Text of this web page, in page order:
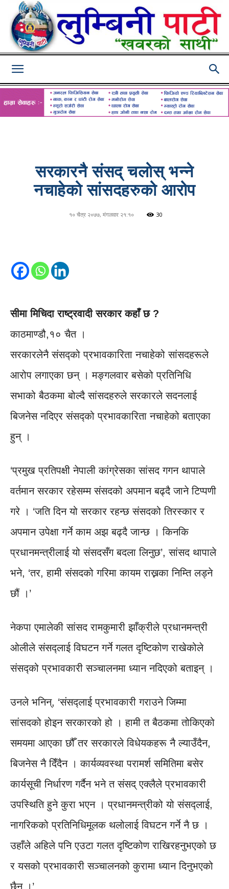
सरकारनै संसद् चलोस् भन्ने
नचाहेको सांसदहरुको आरोप
१० चैत्र २०७७, मंगलवार २१:१० 30
सीमा मिचिदा राष्ट्रवादी सरकार कहाँ छ ?
काठमाण्डौ,१० चैत ।
सरकारलेनै संसद्को प्रभावकारिता नचाहेको सांसदहरूले
आरोप लगाएका छन् । मङ्गलवार बसेको प्रतिनिधि
सभाको बैठकमा बोल्दै सांसदहरुले सरकारले सदनलाई
बिजनेस नदिएर संसद्को प्रभावकारिता नचाहेको बताएका
हुन् ।
‘प्रमुख प्रतिपक्षी नेपाली कांग्रेसका सांसद गगन थापाले
वर्तमान सरकार रहेसम्म संसदको अपमान बढ्दै जाने टिप्पणी
गरे । ‘जति दिन यो सरकार रहन्छ संसदको तिरस्कार र
अपमान उपेक्षा गर्ने काम अझ बढ्दै जान्छ । किनकि
प्रधानमन्त्रीलाई यो संसदसँग बदला लिनुछ’, सांसद थापाले
भने, ‘तर, हामी संसदको गरिमा कायम राख्नका निम्ति लड्ने
छौं ।’
नेकपा एमालेकी सांसद रामकुमारी झाँक्रीले प्रधानमन्त्री
ओलीले संसद्लाई विघटन गर्ने गलत दृष्टिकोण राखेकोले
संसद्को प्रभावकारी सञ्चालनमा ध्यान नदिएको बताइन् ।
उनले भनिन्, ‘संसद्लाई प्रभावकारी गराउने जिम्मा
सांसदको होइन सरकारको हो । हामी त बैठकमा तोकिएको
समयमा आएका छौँ तर सरकारले विधेयकहरू नै ल्याउँदैन,
बिजनेस नै दिँदैन । कार्यव्यवस्था परामर्श समितिमा बसेर
कार्यसूची निर्धारण गर्दैन भने त संसद् एक्लैले प्रभावकारी
उपस्थिति हुने कुरा भएन । प्रधानमन्त्रीको यो संसद्लाई,
नागरिकको प्रतिनिधिमूलक थलोलाई विघटन गर्ने नै छ ।
उहाँले अहिले पनि एउटा गलत दृष्टिकोण राखिरहनुभएको छ
र यसको प्रभावकारी सञ्चालनको कुरामा ध्यान दिनुभएको
छैन ।’